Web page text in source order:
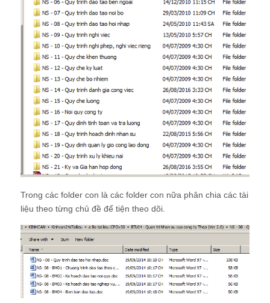
Trong các folder con là các folder con nữa phân chia các tài
liệu theo từng chủ đề để tiện theo dõi.